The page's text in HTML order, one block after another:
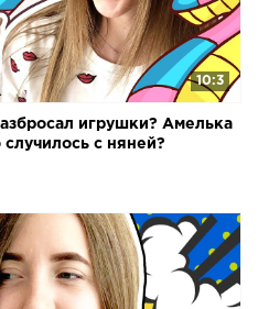
10:3
игрушки? Амелька
с няней?